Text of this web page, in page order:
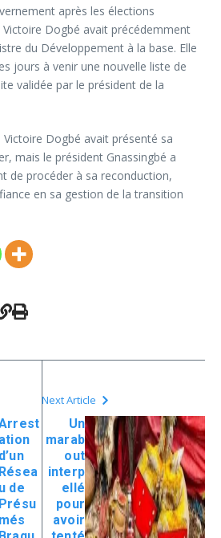
après les élections
Dogbé avait précédemment
du Développement à la base. Elle
jours à venir une nouvelle liste de
validée par le président de la
Dogbé avait présenté sa
mais le président Gnassingbé a
de procéder à sa reconduction,
en sa gestion de la transition
ation
d’un
Résea
u de
Présu
més
Next Article
Un
marab
out
interp
ellé
pour
avoir